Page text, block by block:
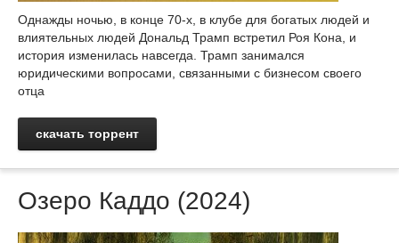
Однажды ночью, в конце 70-х, в клубе для богатых людей и
влиятельных людей Дональд Трамп встретил Роя Кона, и
история изменилась навсегда. Трамп занимался
юридическими вопросами, связанными с бизнесом своего
отца
скачать торрент
Озеро Каддо (2024)